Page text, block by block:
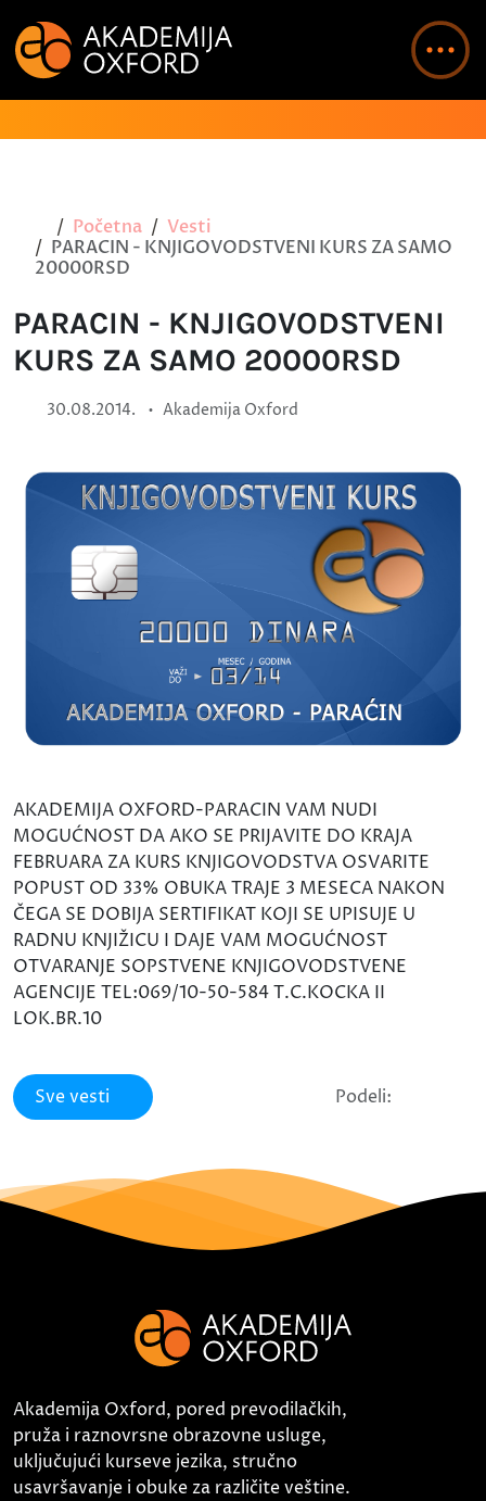
Početna
Vesti
PARACIN - KNJIGOVODSTVENI KURS ZA SAMO
20000RSD
PARACIN - KNJIGOVODSTVENI
KURS ZA SAMO 20000RSD
30.08.2014. • Akademija Oxford
AKADEMIJA OXFORD-PARACIN VAM NUDI
MOGUĆNOST DA AKO SE PRIJAVITE DO KRAJA
FEBRUARA ZA KURS KNJIGOVODSTVA OSVARITE
POPUST OD 33% OBUKA TRAJE 3 MESECA NAKON
ČEGA SE DOBIJA SERTIFIKAT KOJI SE UPISUJE U
RADNU KNJIŽICU I DAJE VAM MOGUĆNOST
OTVARANJE SOPSTVENE KNJIGOVODSTVENE
AGENCIJE TEL:069/10-50-584 T.C.KOCKA II
LOK.BR.10
Sve vesti Podeli:
Akademija Oxford, pored prevodilačkih,
pruža i raznovrsne obrazovne usluge,
uključujući kurseve jezika, stručno
usavršavanje i obuke za različite veštine.